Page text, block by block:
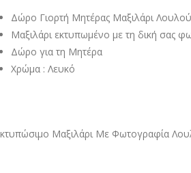
Δώρο Γιορτή Μητέρας Μαξιλάρι
Μαξιλάρι εκτυπωμένο με τη δική σας
Δώρο για τη Μητέρα
Χρώμα : Λευκό